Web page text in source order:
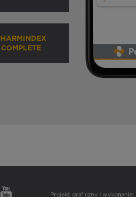
COMPLETE
Projekt graficzny i wykonanie: